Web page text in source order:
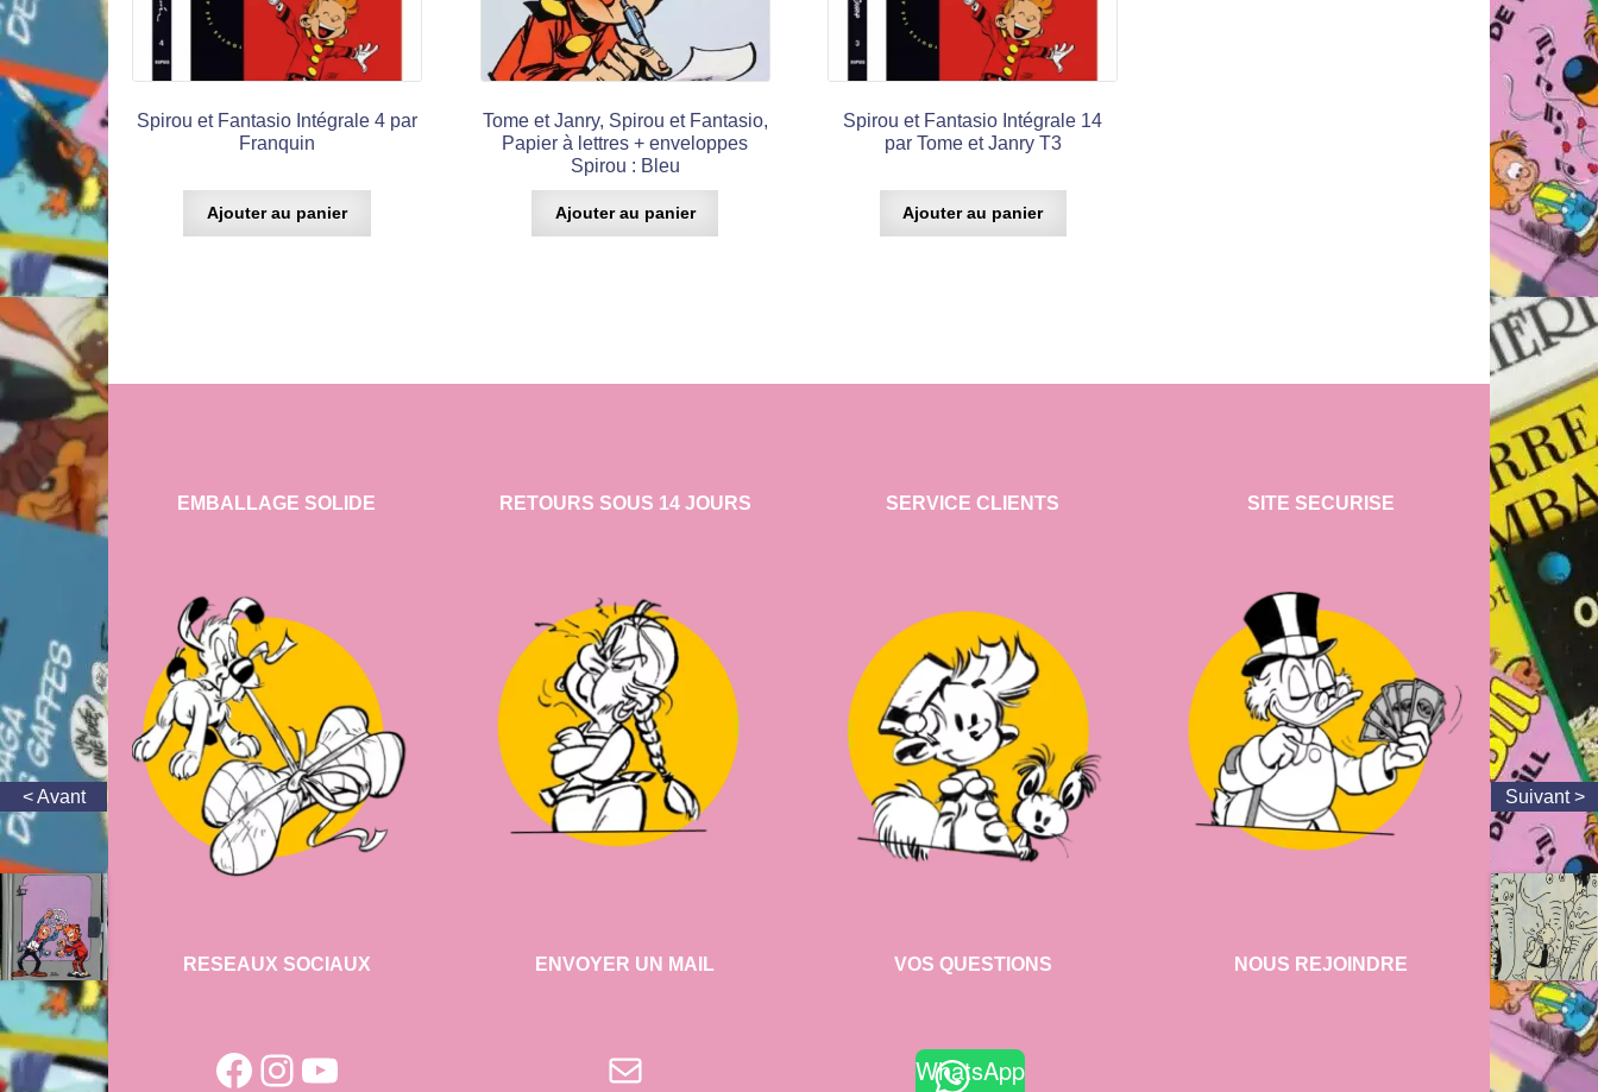
Spirou et Fantasio Intégrale 4 par
Franquin
Ajouter au panier
Tome et Janry, Spirou et Fantasio,
Papier à lettres + enveloppes
Spirou : Bleu
Ajouter au panier
Spirou et Fantasio Intégrale 14
par Tome et Janry T3
Ajouter au panier
EMBALLAGE SOLIDE
RESEAUX SOCIAUX
Facebook
Instagram
YouTube
RETOURS SOUS 14 JOURS
ENVOYER UN MAIL
E-mail
SERVICE CLIENTS
VOS QUESTIONS
WhatsApp
SITE SECURISE
NOUS REJOINDRE